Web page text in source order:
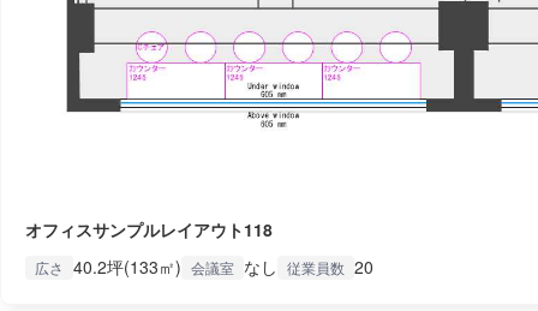
オフィスサンプルレイアウト118
広さ 40.2坪(133㎡) 会議室 なし 従業員数 20